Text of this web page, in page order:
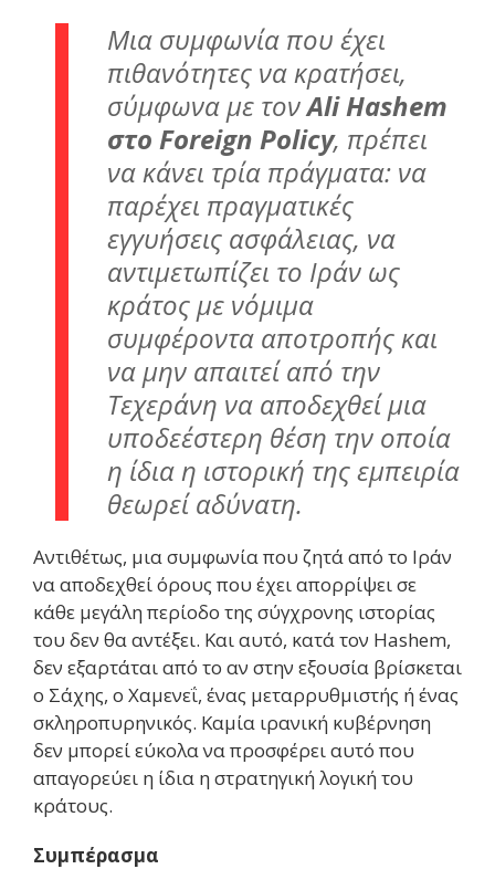
Μια συμφωνία που έχει
πιθανότητες να κρατήσει,
σύμφωνα με τονAli Hashem
στο Foreign Policy, πρέπει
να κάνει τρία πράγματα: να
παρέχει πραγματικές
εγγυήσεις ασφάλειας, να
αντιμετωπίζει το Ιράν ως
κράτος με νόμιμα
συμφέροντα αποτροπής και
να μην απαιτεί από την
Τεχεράνη να αποδεχθεί μια
υποδεέστερη θέση την οποία
η ίδια η ιστορική της εμπειρία
θεωρεί αδύνατη.
Αντιθέτως, μια συμφωνία που ζητά από το Ιράν
να αποδεχθεί όρους που έχει απορρίψει σε
κάθε μεγάλη περίοδο της σύγχρονης ιστορίας
του δεν θα αντέξει. Και αυτό, κατά τον Hashem,
δεν εξαρτάται από το αν στην εξουσία βρίσκεται
ο Σάχης, ο Χαμενεΐ, ένας μεταρρυθμιστής ή ένας
σκληροπυρηνικός. Καμία ιρανική κυβέρνηση
δεν μπορεί εύκολα να προσφέρει αυτό που
απαγορεύει η ίδια η στρατηγική λογική του
κράτους.
Συμπέρασμα